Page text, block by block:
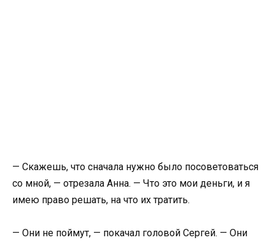
— Скажешь, что сначала нужно было посоветоваться
со мной, — отрезала Анна. — Что это мои деньги, и я
имею право решать, на что их тратить.
— Они не поймут, — покачал головой Сергей. — Они